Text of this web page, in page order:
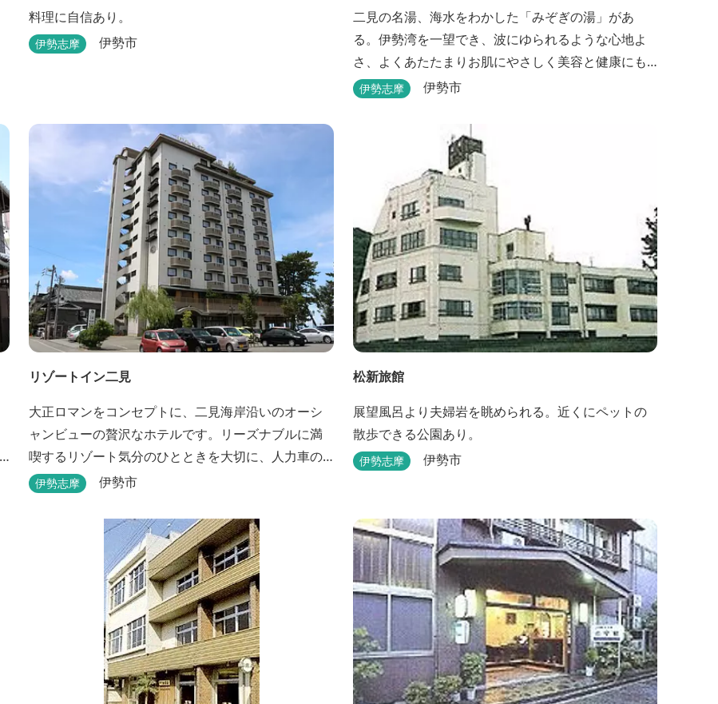
料理に自信あり。
伊勢志摩 伊勢市
二見の名湯、海水をわかした「みぞぎの湯」があ
る。伊勢湾を一望でき、波にゆられるような心地よ
さ、よくあたたまりお肌にやさしく美容と健康にも
よいと好評をいただいております。
伊勢志摩 伊勢市
リゾートイン二見
大正ロマンをコンセプトに、二見海岸沿いのオーシ
ャンビューの贅沢なホテルです。リーズナブルに満
喫するリゾート気分のひとときを大切に、人力車の
あるロビーでは大正時代の趣でお出迎え。そして、
凝らした七つのお風呂のうち、五つをご宿泊者様無
料の貸切風呂としてご利用が可能です。
伊勢志摩 伊勢市
松新旅館
展望風呂より夫婦岩を眺められる。近くにペットの
散歩できる公園あり。
伊勢志摩 伊勢市